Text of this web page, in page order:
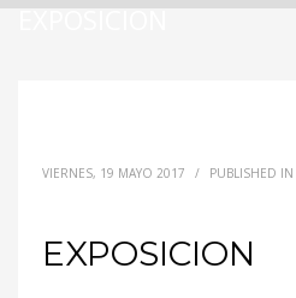
EXPOSICION
VIERNES, 19 MAYO 2017 / PUBLISHED IN
EXPOSICION